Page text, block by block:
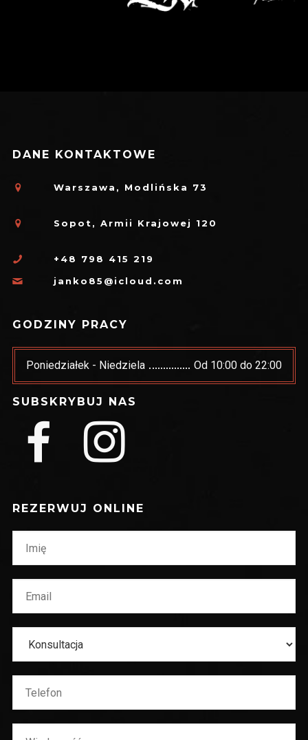
DANE KONTAKTOWE
Warszawa, Modlińska 73
Sopot, Armii Krajowej 120
+48 798 415 219
janko85@icloud.com
GODZINY PRACY
Poniedziałek - Niedziela Od 10:00 do 22:00
SUBSKRYBUJ NAS
REZERWUJ ONLINE